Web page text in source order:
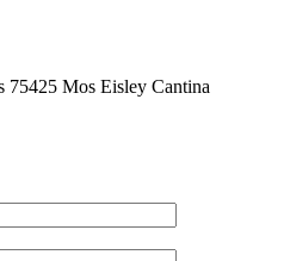
75425 Mos Eisley Cantina